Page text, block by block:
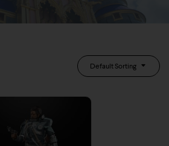
Default Sorting